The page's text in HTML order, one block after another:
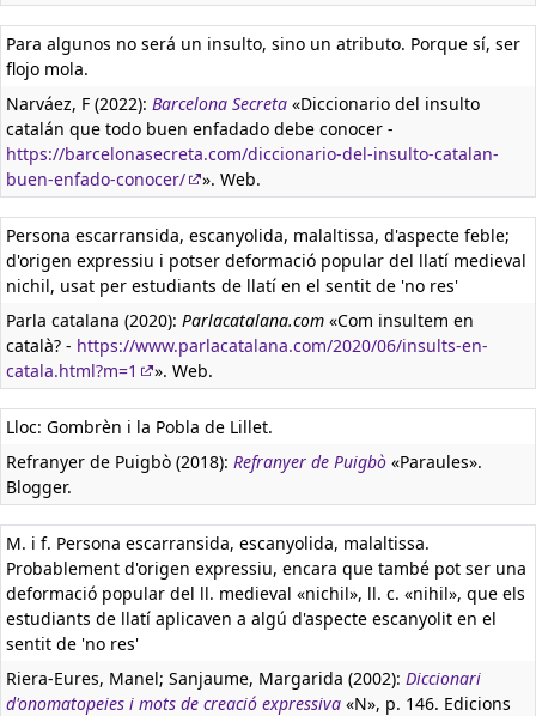
Para algunos no será un insulto, sino un atributo. Porque sí, ser
flojo mola.
Narváez, F (2022): Barcelona Secreta «Diccionario del insulto
catalán que todo buen enfadado debe conocer -
https://barcelonasecreta.com/diccionario-del-insulto-catalan-
buen-enfado-conocer/
». Web.
Persona escarransida, escanyolida, malaltissa, d'aspecte feble;
d'origen expressiu i potser deformació popular del llatí medieval
nichil, usat per estudiants de llatí en el sentit de 'no res'
Parla catalana (2020): Parlacatalana.com «Com insultem en
català? - https://www.parlacatalana.com/2020/06/insults-en-
catala.html?m=1
». Web.
Lloc: Gombrèn i la Pobla de Lillet.
Refranyer de Puigbò (2018): Refranyer de Puigbò «Paraules».
Blogger.
M. i f. Persona escarransida, escanyolida, malaltissa.
Probablement d'origen expressiu, encara que també pot ser una
deformació popular del ll. medieval «nichil», ll. c. «nihil», que els
estudiants de llatí aplicaven a algú d'aspecte escanyolit en el
sentit de 'no res'
Riera-Eures, Manel; Sanjaume, Margarida (2002): Diccionari
d'onomatopeies i mots de creació expressiva «N», p. 146. Edicions